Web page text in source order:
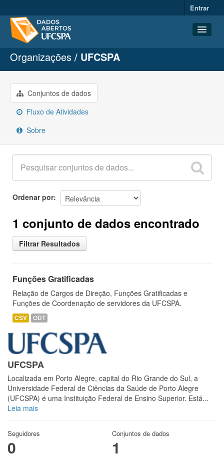
Entrar
Conjuntos de dados
Organizações
Grupos
Sobre
Organizações UFCSPA
Conjuntos de dados
Fluxo de Atividades
Sobre
Ordenar por
1 conjunto de dados encontrado
Filtrar Resultados
Funções Gratificadas
Relação de Cargos de Direção, Funções Gratificadas e
Funções de Coordenação de servidores da UFCSPA.
CSV ODT
UFCSPA
Localizada em Porto Alegre, capital do Rio Grande do Sul, a
Universidade Federal de Ciências da Saúde de Porto Alegre
(UFCSPA) é uma Instituição Federal de Ensino Superior. Está...
Leia mais
Seguidores
0
Conjuntos de dados
1